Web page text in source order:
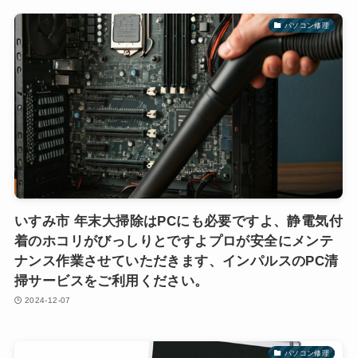
パソコン修理
いすみ市 年末大掃除はPCにも必要ですよ、静電気付
着のホコリがびっしりとですよプロが安全にメンテ
ナンス作業させていただきます、インパルスのPC清
掃サービスをご利用ください。
2024-12-07
パソコン修理